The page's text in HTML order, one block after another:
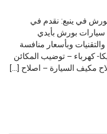
في ينبع: نقدم في
سيارات بورش بأيدي
وبأسعار منافسة
كهرباء – توضيب المكائن
مكيف السيارة – اصلاح […]